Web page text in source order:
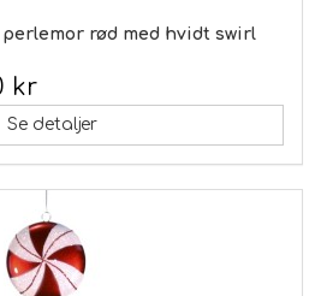
rød med hvidt swirl
kr
Se detaljer